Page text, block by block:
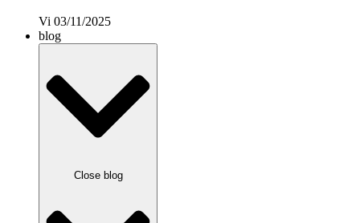
Vi 03/11/2025
blog
Close blog